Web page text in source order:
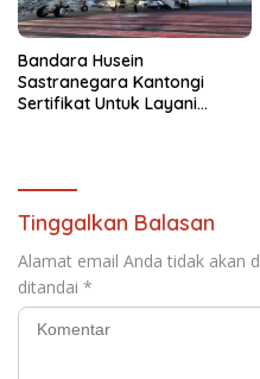
Bandara Husein
Sastranegara Kantongi
Sertifikat Untuk Layani
Tinggalkan Balasan
Alamat email Anda tidak akan
ditandai *